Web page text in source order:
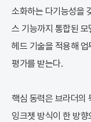
소화하는 다기능성을
스 기능까지 통합된
헤드 기술을 적용해
평가를 받는다.
핵심 동력은 브라더의
잉크젯 방식이 한 방